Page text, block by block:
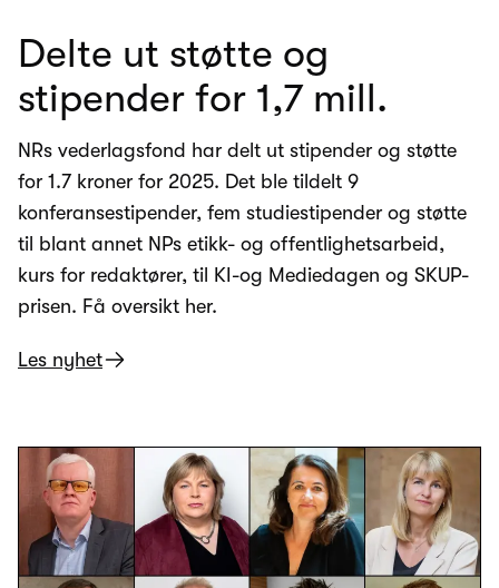
Delte ut støtte og
stipender for 1,7 mill.
NRs vederlagsfond har delt ut stipender og støtte
for 1.7 kroner for 2025. Det ble tildelt 9
konferansestipender, fem studiestipender og støtte
til blant annet NPs etikk- og offentlighetsarbeid,
kurs for redaktører, til KI-og Mediedagen og SKUP-
prisen. Få oversikt her.
Les nyhet